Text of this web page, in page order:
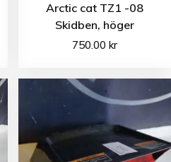
Arctic cat TZ1 -08
Skidben, höger
750.00 kr